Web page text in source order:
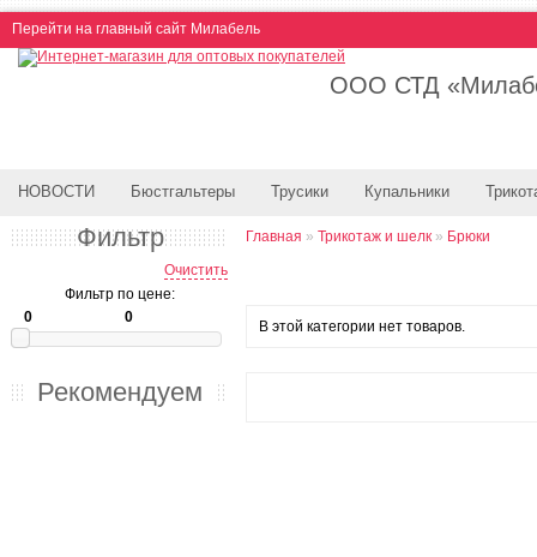
Перейти на главный сайт Милабель
ООО СТД
НОВОСТИ Бюстгальтеры Трусики Купальники
Фильтр
Очистить
Фильтр по цене:
Рекомендуем
Главная » Трикотаж и шелк » Брюки
В этой категории нет товаров.